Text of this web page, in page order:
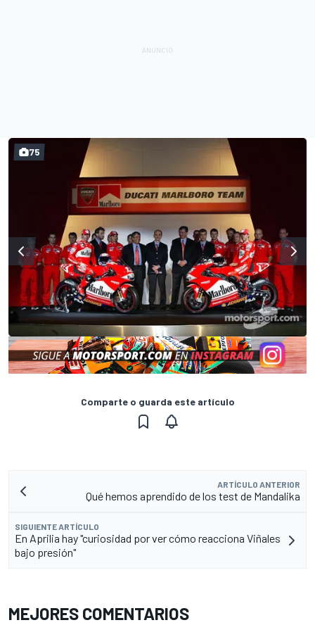
75
Comparte o guarda este artículo
ARTÍCULO ANTERIOR
Qué hemos aprendido de los test de Mandalika
SIGUIENTE ARTÍCULO
En Aprilia hay "curiosidad por ver cómo reacciona Viñales
bajo presión"
MEJORES COMENTARIOS